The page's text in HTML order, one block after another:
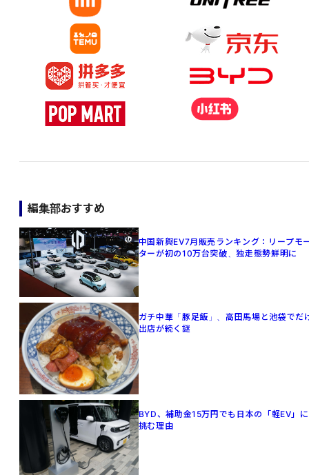
編集部おすすめ
中国新興EV7月販売ランキング：リープモ
ターが初の10万台突破、独走態勢鮮明に
ガチ中華「豚足飯」、高田馬場と池袋でだ
出店が続く謎
BYD、補助金15万円でも日本の「軽EV」に
挑む理由